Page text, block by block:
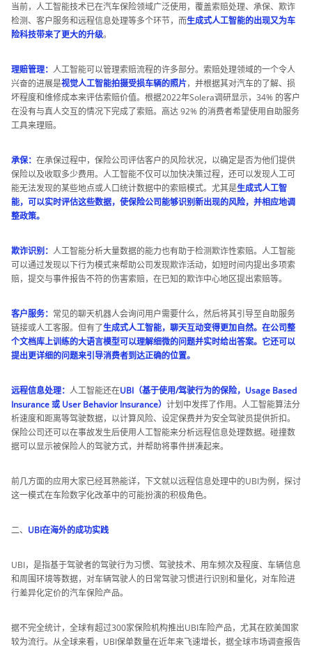
当前，人工智能技术已在汽车保险领域广泛使用，覆盖索赔处理、承保、欺诈
检测、客户服务和远程信息处理等多个环节，而生成式人工智能的出现又为车
险科技带来了更大的升级。
理赔管理： 人工智能可以管理索赔流程的许多部分。索赔处理领域的一个令人
兴奋的进展是视觉人工智能拍摄受损车辆的照片，并根据其对汽车的了解、损
坏程度和维修成本来评估索赔价值。根据2022年Solera调研显示，34% 的客户
在没有与真人交互的情况下完成了索赔。高达 92% 的消费者希望使用自助服务
工具来理赔。
承保： 在承保过程中，保险公司评估客户的风险状况，以确定是否为他们提供
保险以及收取多少费用。人工智能不仅可以加快决策过程，还可以发现人工可
能无法发现的某些地点或人口统计数据中的索赔模式。尤其是生成式人工智
能，可以实时评估这些数据，使保险公司能够识别新出现的风险，并相应地调
整政策。
欺诈识别： 人工智能分析大量数据的能力也有助于检测欺诈性索赔。人工智能
可以通过发现以下行为模式来帮助公司发现欺诈活动，如短时间内提出多项索
赔，提交与事件报告不符的伤害索赔，在已知的欺诈中心地区提出索赔等。
客户服务： 常见的聊天机器人会询问用户需要什么，然后将其引导至自助服务
链接或人工客服。但有了生成式人工智能，聊天互动变得更加自然。在公司整
个文档库上训练的大语言模型可以理解细微的问题并实时给出答案。它还可以
提出更详细的问题来引导消费者到达正确的位置。
远程信息处理： 人工智能还在UBI（基于使用/驾驶行为的保险，Usage Based
Insurance 或 User Behavior Insurance） 计划中发挥了作用。人工智能算法分
析速度和距离等驾驶数据，以计算风险、设定保费并为安全驾驶员提供折扣。
保险公司还可以在事故发生后使用人工智能来分析远程信息处理数据。碰撞数
据可以显示被保险人的驾驶方式，并帮助将事件拼凑起来。
前几方面的应用大家已经耳熟能详，下文就以远程信息处理中的UBI为例，探讨
这一模式在车险数字化改革中的可能扮演的积极角色。
二、 UBI在海外的成功实践
UBI，是指基于驾驶者的驾驶行为习惯、驾驶技术、用车频次及程度、车辆信息
和周围环境等数据，对车辆驾驶人的日常驾驶习惯进行识别和量化，对车险进
行差异化定价的汽车保险产品。
据不完全统计，全球有超过300家保险机构推出UBI车险产品，尤其在欧美国家
较为流行。从全球来看，UBI保单数量在近年来飞速增长，据全球市场调查报告